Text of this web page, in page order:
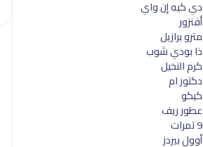
دي كيه إن واي
أفنزور
مترو برازيل
ذا بودي شوب
كرم النخيل
دكتور ام
كيكو
عطور ريف
9 تمرات
أوول بيردز